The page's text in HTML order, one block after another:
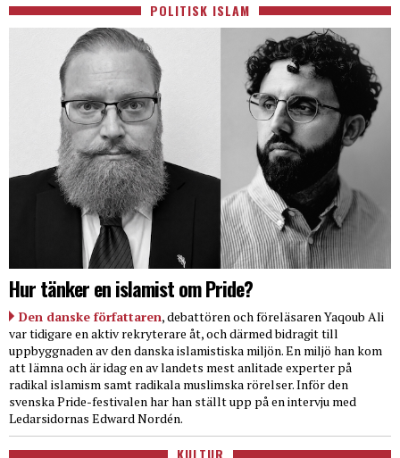
POLITISK ISLAM
Hur tänker en islamist om Pride?
Den danske författaren, debattören och föreläsaren Yaqoub Ali
var tidigare en aktiv rekryterare åt, och därmed bidragit till
uppbyggnaden av den danska islamistiska miljön. En miljö han kom
att lämna och är idag en av landets mest anlitade experter på
radikal islamism samt radikala muslimska rörelser. Inför den
svenska Pride-festivalen har han ställt upp på en intervju med
Ledarsidornas Edward Nordén.